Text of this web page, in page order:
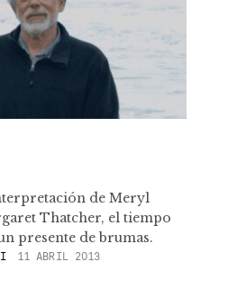
de Meryl
Thatcher, el tiempo
presente de brumas.
11 ABRIL 2013